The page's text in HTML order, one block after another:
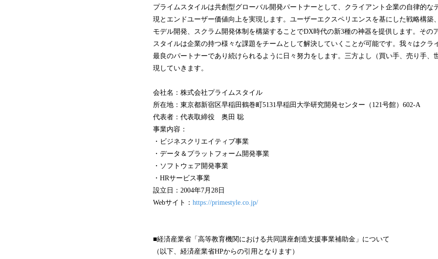
プライムスタイルは共創型グローバル開発パートナーとして、クライアント企業の自律的な
現とエンドユーザー価値向上を実現します。ユーザーエクスペリエンスを基にした戦略構築
モデル開発、スクラム開発体制を構築することでDX時代の新3種の神器を提供します。その
スタイルは企業の持つ様々な課題をチームとして解決していくことが可能です。我々はクラ
最良のパートナーであり続けられるように日々努力をします。三方よし（買い手、売り手、
現していきます。
会社名：株式会社プライムスタイル
所在地：東京都新宿区早稲田鶴巻町5131早稲田大学研究開発センター（121号館）602-A
代表者：代表取締役 奥田 聡
事業内容：
・ビジネスクリエイティブ事業
・データ＆プラットフォーム開発事業
・ソフトウェア開発事業
・HRサービス事業
設立日：2004年7月28日
Webサイト： https://primestyle.co.jp/
■経済産業省「高等教育機関における共同講座創造支援事業補助金」について
（以下、経済産業省HPからの引用となります）